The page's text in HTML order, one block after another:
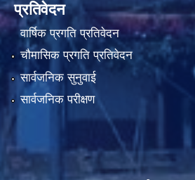
प्रतिवेदन
वार्षिक प्रगति प्रतिवेदन
चौमासिक प्रगति प्रतिवेदन
सार्वजनिक सुनुवाई
सार्वजनिक परीक्षण